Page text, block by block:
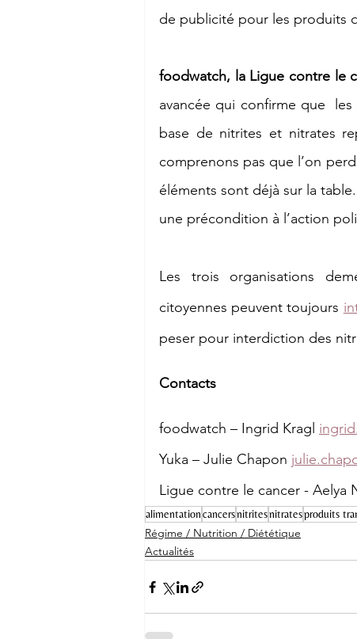
de publicité pour les produits
foodwatch, la Ligue contre le
avancée qui confirme que
base de nitrites et nitrates
comprenons pas que l’on
éléments sont déjà sur la
une précondition à l’action
Les trois organisations
citoyennes peuvent toujours
peser pour interdiction des
Contacts
foodwatch – Ingrid Kragl
Yuka – Julie Chapon
Ligue contre le cancer - Aelya
alimentationcancersnitritesnitratesproduits
Régime / Nutrition / Diététique
Actualités